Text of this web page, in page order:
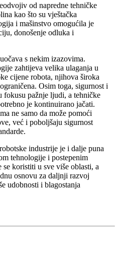
od napredne tehničke
kao što su vještačka
i mašinstvo omogućila je
donošenje odluka i
s nekim izazovima.
zahtijeva velika ulaganja u
cijene robota, njihova široka
Osim toga, sigurnost i
fokusu pažnje ljudi, a tehničke
je kontinuirano jačati.
ne samo da može pomoći
već i poboljšaju sigurnost
industrije je i dalje puna
tehnologije i postepenim
koristiti u sve više oblasti, a
osnovu za daljnji razvoj
udobnosti i blagostanja